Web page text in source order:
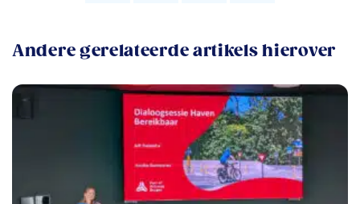
Andere gerelateerde artikels hierover